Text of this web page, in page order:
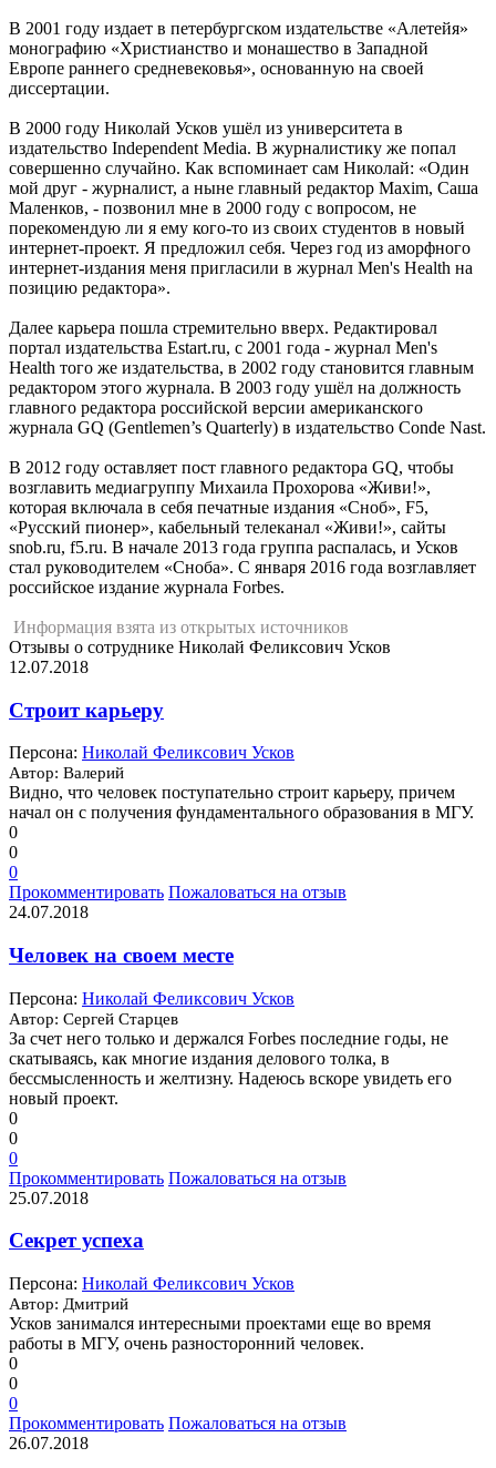
В 2001 году издает в петербургском издательстве «Алетейя»
монографию «Христианство и монашество в Западной
Европе раннего средневековья», основанную на своей
диссертации.
В 2000 году Николай Усков ушёл из университета в
издательство Independent Media. В журналистику же попал
совершенно случайно. Как вспоминает сам Николай: «Один
мой друг - журналист, а ныне главный редактор Maxim, Саша
Маленков, - позвонил мне в 2000 году с вопросом, не
порекомендую ли я ему кого-то из своих студентов в новый
интернет-проект. Я предложил себя. Через год из аморфного
интернет-издания меня пригласили в журнал Men's Health на
позицию редактора».
Далее карьера пошла стремительно вверх. Редактировал
портал издательства Estart.ru, с 2001 года - журнал Men's
Health того же издательства, в 2002 году становится главным
редактором этого журнала. В 2003 году ушёл на должность
главного редактора российской версии американского
журнала GQ (Gentlemen’s Quarterly) в издательство Conde Nast.
В 2012 году оставляет пост главного редактора GQ, чтобы
возглавить медиагруппу Михаила Прохорова «Живи!»,
которая включала в себя печатные издания «Сноб», F5,
«Русский пионер», кабельный телеканал «Живи!», сайты
snob.ru, f5.ru. В начале 2013 года группа распалась, и Усков
стал руководителем «Сноба». С января 2016 года возглавляет
российское издание журнала Forbes.
Информация взята из открытых источников
Отзывы о сотруднике Николай Феликсович Усков
12.07.2018
Строит карьеру
Персона: Николай Феликсович Усков
Автор: Валерий
Видно, что человек поступательно строит карьеру, причем
начал он с получения фундаментального образования в МГУ.
0
0
0
Прокомментировать Пожаловаться на отзыв
24.07.2018
Человек на своем месте
Персона: Николай Феликсович Усков
Автор: Сергей Старцев
За счет него только и держался Forbes последние годы, не
скатываясь, как многие издания делового толка, в
бессмысленность и желтизну. Надеюсь вскоре увидеть его
новый проект.
0
0
0
Прокомментировать Пожаловаться на отзыв
25.07.2018
Секрет успеха
Персона: Николай Феликсович Усков
Автор: Дмитрий
Усков занимался интересными проектами еще во время
работы в МГУ, очень разносторонний человек.
0
0
0
Прокомментировать Пожаловаться на отзыв
26.07.2018